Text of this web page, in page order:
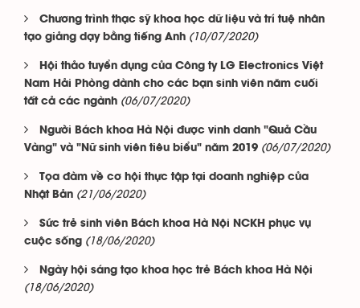
Chương trình thạc sỹ khoa học dữ liệu và trí tuệ nhân
tạo giảng dạy bằng tiếng Anh (10/07/2020)
Hội thảo tuyển dụng của Công ty LG Electronics Việt
Nam Hải Phòng dành cho các bạn sinh viên năm cuối
tất cả các ngành (06/07/2020)
Người Bách khoa Hà Nội được vinh danh "Quả Cầu
Vàng" và "Nữ sinh viên tiêu biểu" năm 2019 (06/07/2020)
Tọa đàm về cơ hội thực tập tại doanh nghiệp của
Nhật Bản (21/06/2020)
Sức trẻ sinh viên Bách khoa Hà Nội NCKH phục vụ
cuộc sống (18/06/2020)
Ngày hội sáng tạo khoa học trẻ Bách khoa Hà Nội
(18/06/2020)